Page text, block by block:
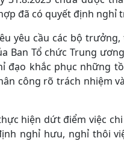
đã có quyết định nghỉ
yêu cầu các bộ
Ban Tổ chức Trung
đạo khắc phục những
công rõ trách nhiệm
hiện dứt điểm việc
nghỉ hưu, nghỉ thôi